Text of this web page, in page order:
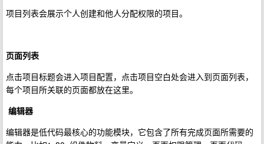
项目列表会展示个人创建和他人分配权限的项目。
页面列表
点击项目标题会进入项目配置，点击项目空白处会进入到页面列表，
每个项目所关联的页面都放在这里。
编辑器
编辑器是低代码最核心的功能模块，它包含了所有完成页面所需要的